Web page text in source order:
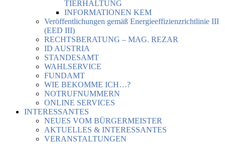
TIERHALTUNG
INFORMATIONEN KEM
Veröffentlichungen gemäß Energieeffizienzrichtlinie III
(EED III)
RECHTSBERATUNG – MAG. REZAR
ID AUSTRIA
STANDESAMT
WAHLSERVICE
FUNDAMT
WIE BEKOMME ICH…?
NOTRUFNUMMERN
ONLINE SERVICES
INTERESSANTES
NEUES VOM BÜRGERMEISTER
AKTUELLES & INTERESSANTES
VERANSTALTUNGEN